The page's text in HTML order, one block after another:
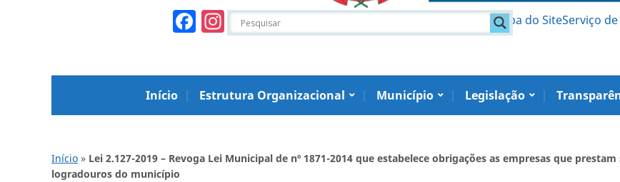
Facebook
Instagram Mapa do SiteServiço
Início Estrutura Organizacional Município Legislação
Início » Lei 2.127-2019 – Revoga Lei Municipal de nº 1871-2014 que estabelece obrigações as empresas que
logradouros do município